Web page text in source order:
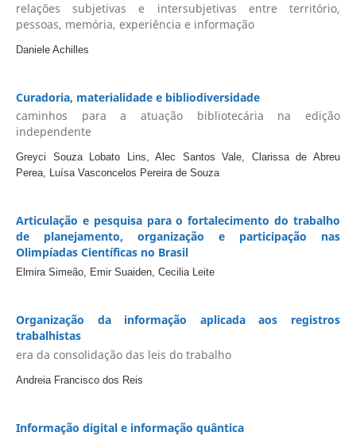
relações subjetivas e intersubjetivas entre território,
pessoas, memória, experiência e informação
Daniele Achilles
Curadoria, materialidade e bibliodiversidade
caminhos para a atuação bibliotecária na edição
independente
Greyci Souza Lobato Lins, Alec Santos Vale, Clarissa de Abreu
Perea, Luísa Vasconcelos Pereira de Souza
Articulação e pesquisa para o fortalecimento do trabalho
de planejamento, organização e participação nas
Olimpíadas Científicas no Brasil
Elmira Simeão, Emir Suaiden, Cecilia Leite
Organização da informação aplicada aos registros
trabalhistas
era da consolidação das leis do trabalho
Andreia Francisco dos Reis
Informação digital e informação quântica